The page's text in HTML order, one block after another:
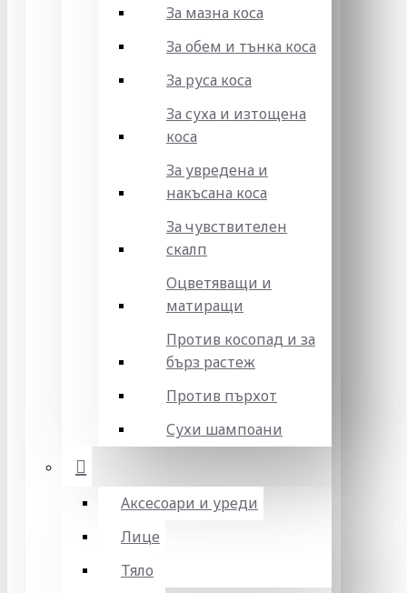
За мазна коса
За обем и тънка коса
За руса коса
За суха и изтощена
коса
За увредена и
накъсана коса
За чувствителен
скалп
Оцветяващи и
матиращи
Против косопад и за
бърз растеж
Против пърхот
Сухи шампоани
Аксесоари и уреди
Лице
Тяло